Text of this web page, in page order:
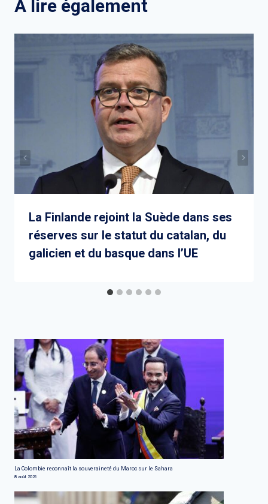
A lire également
La Finlande rejoint la Suède dans ses
réserves sur le statut du catalan, du
galicien et du basque dans l’UE
La Colombie reconnaît la souveraineté du Maroc sur le Sahara
8 août 2026